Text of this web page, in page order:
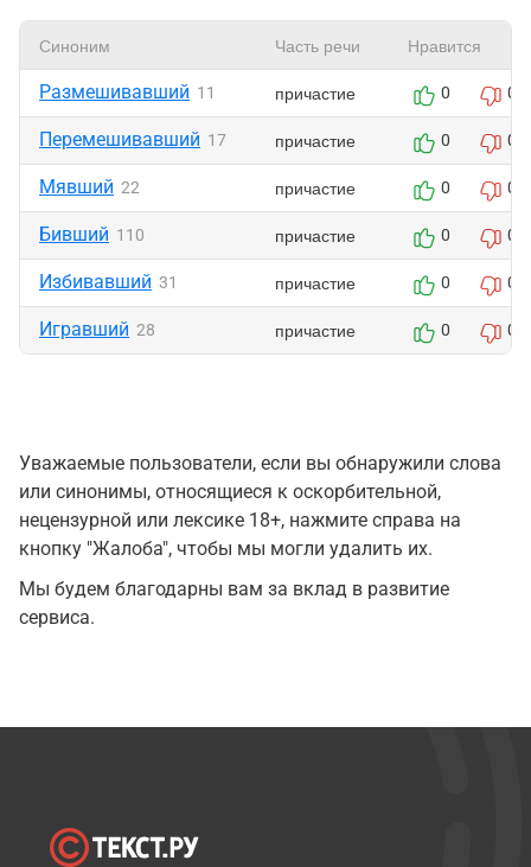
Синоним Часть речи Нравится
Размешивавший 11 причастие 0 0
Перемешивавший 17 причастие 0 0
Мявший 22 причастие 0 0
Бивший 110 причастие 0 0
Избивавший 31 причастие 0 0
Игравший 28 причастие 0 0
Уважаемые пользователи, если вы обнаружили слова
или синонимы, относящиеся к оскорбительной,
нецензурной или лексике 18+, нажмите справа на
кнопку "Жалоба", чтобы мы могли удалить их.
Мы будем благодарны вам за вклад в развитие
сервиса.